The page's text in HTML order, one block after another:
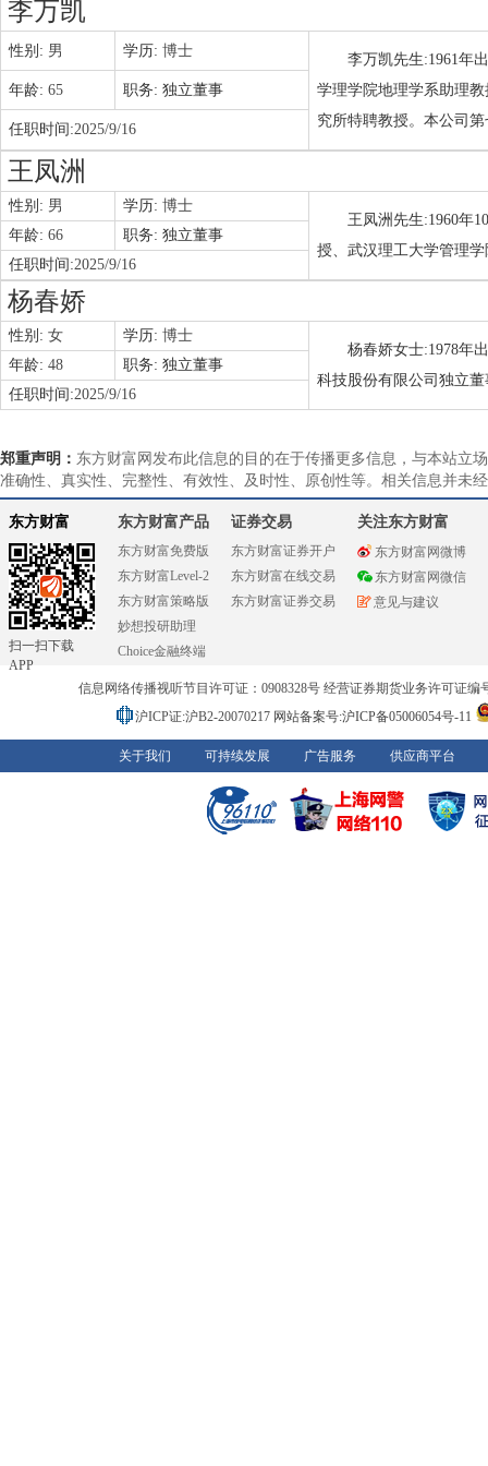
李万凯
性别: 男 学历: 博士
李万凯先生:1961年
学理学院地理学系助理
究所特聘教授。本公司
年龄: 65 职务: 独立董事
任职时间:2025/9/16
王凤洲
性别: 男 学历: 博士
王凤洲先生:1960年
授、武汉理工大学管理
年龄: 66 职务: 独立董事
任职时间:2025/9/16
杨春娇
性别: 女 学历: 博士
杨春娇女士:1978年
科技股份有限公司独立
年龄: 48 职务: 独立董事
任职时间:2025/9/16
郑重声明： 东方财富网发布此信息的目的在于传播更多信息，与本站立
准确性、真实性、完整性、有效性、及时性、原创性等。相关信息并未
东方财富
扫一扫下载
APP
东方财富产品
东方财富免费版
东方财富Level-2
东方财富策略版
妙想投研助理
Choice金融终端
证券交易
东方财富证券开户
东方财富在线交易
东方财富证券交易
关注东方财富
东方财富网微博
东方财富网微信
意见与建议
信息网络传播视听节目许可证：0908328号 经营证券期货业务许可证编
沪ICP证:沪B2-20070217 网站备案号:沪ICP备05006054号-11
关于我们 可持续发展 广告服务 供应商平台